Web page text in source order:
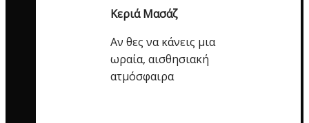
Κεριά Μασάζ
Αν θες να κάνεις μια
ωραία, αισθησιακή
ατμόσφαιρα